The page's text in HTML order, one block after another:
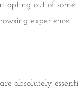
opting out of some
experience.
are absolutely